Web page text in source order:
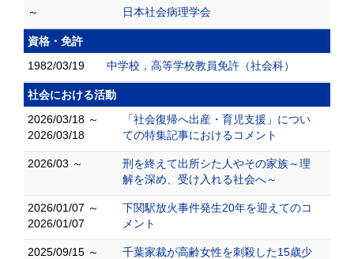
～ 日本社会病理学会
資格・免許
1982/03/19
中学校，高等学校教員免許（社会科）
社会における活動
2026/03/18 ～
2026/03/18
「社会復帰へ出産・育児支援」につい
ての特集記事におけるコメント
2026/03 ～
刑を終えて出所シた人やその家族～理
解を深め、受け入れる社会へ～
2026/01/07 ～
2026/01/07
下関駅放火事件発生20年を迎えてのコ
メント
2025/09/15 ～ 千葉家裁が高齢女性を刺殺した15歳少